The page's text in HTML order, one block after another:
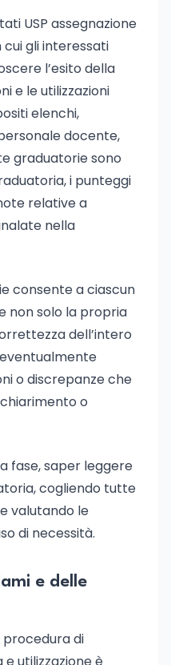
USP assegnazione
gli interessati
l’esito della
e le utilizzazioni
elenchi,
docente,
graduatorie sono
i punteggi
relative a
nella
consente a ciascun
non solo la propria
dell’intero
o discrepanze che
o
fase, saper leggere
cogliendo tutte
valutando le
di necessità.
e delle
di